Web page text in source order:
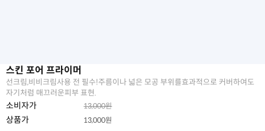
스킨 포어 프라이머
선크림,비비크림사용 전 필수!주름이나 넓은 모공 부위를효과적으로 커버하여도
자기처럼 매끄러운피부 표현.
소비자가 13,000원
상품가 13,000원